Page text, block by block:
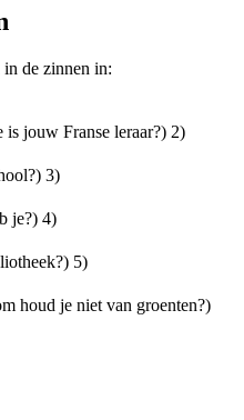
de zinnen in:
is jouw Franse leraar?) 2)
3)
je?) 4)
5)
houd je niet van groenten?)